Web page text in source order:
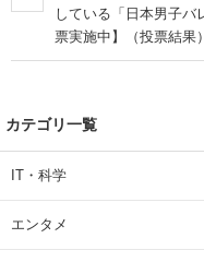
している「日本男子バ
票実施中】（投票結果
カテゴリ一覧
IT・科学
エンタメ